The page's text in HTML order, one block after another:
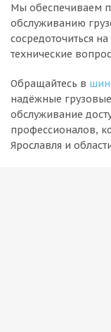
Мы обеспечиваем
обслуживанию
сосредоточиться
технические
Обращайтесь в
надёжные
обслуживание
профессионалов,
Ярославля и